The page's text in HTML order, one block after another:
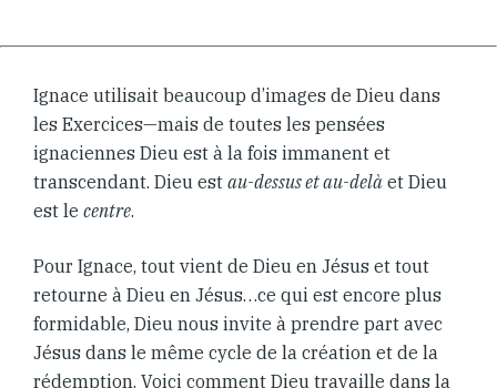
Ignace utilisait beaucoup d’images de Dieu dans
les Exercices—mais de toutes les pensées
ignaciennes Dieu est à la fois immanent et
transcendant. Dieu est au-dessus et au-delà et Dieu
est le centre.
Pour Ignace, tout vient de Dieu en Jésus et tout
retourne à Dieu en Jésus…ce qui est encore plus
formidable, Dieu nous invite à prendre part avec
Jésus dans le même cycle de la création et de la
rédemption. Voici comment Dieu travaille dans la